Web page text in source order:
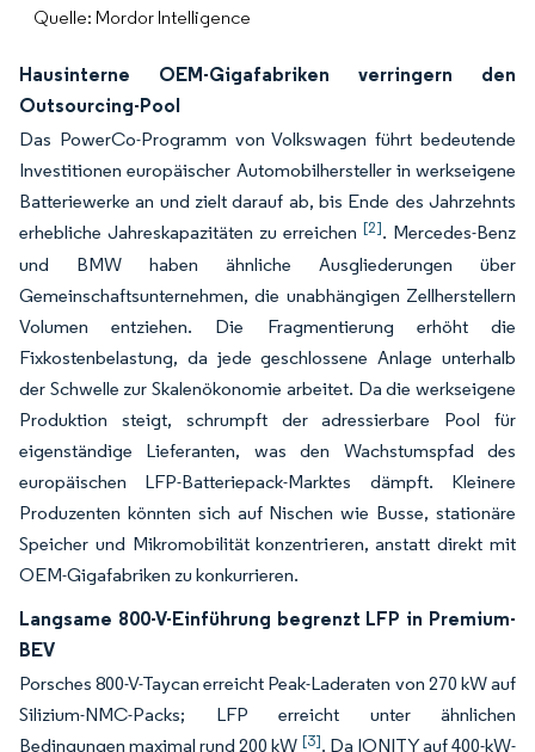
Quelle: Mordor Intelligence
Hausinterne OEM-Gigafabriken verringern den
Outsourcing-Pool
Das PowerCo-Programm von Volkswagen führt bedeutende
Investitionen europäischer Automobilhersteller in werkseigene
Batteriewerke an und zielt darauf ab, bis Ende des Jahrzehnts
erhebliche Jahreskapazitäten zu erreichen [2]. Mercedes-Benz
und BMW haben ähnliche Ausgliederungen über
Gemeinschaftsunternehmen, die unabhängigen Zellherstellern
Volumen entziehen. Die Fragmentierung erhöht die
Fixkostenbelastung, da jede geschlossene Anlage unterhalb
der Schwelle zur Skalenökonomie arbeitet. Da die werkseigene
Produktion steigt, schrumpft der adressierbare Pool für
eigenständige Lieferanten, was den Wachstumspfad des
europäischen LFP-Batteriepack-Marktes dämpft. Kleinere
Produzenten könnten sich auf Nischen wie Busse, stationäre
Speicher und Mikromobilität konzentrieren, anstatt direkt mit
OEM-Gigafabriken zu konkurrieren.
Langsame 800-V-Einführung begrenzt LFP in Premium-
BEV
Porsches 800-V-Taycan erreicht Peak-Laderaten von 270 kW auf
Silizium-NMC-Packs; LFP erreicht unter ähnlichen
Bedingungen maximal rund 200 kW [3]. Da IONITY auf 400-kW-